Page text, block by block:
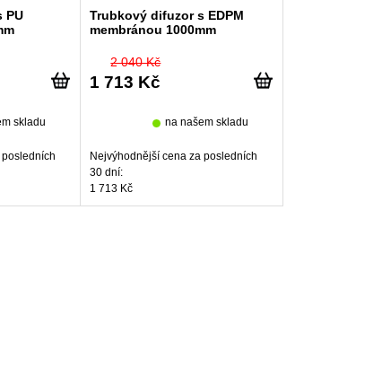
PU
skladu
Trubkový difuzor s EDPM
membránou 1000mm
2 040 Kč
1 713 Kč
na našem skladu
Nejvýhodnější cena za posledních
30 dní:
1 713 Kč